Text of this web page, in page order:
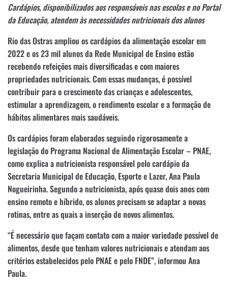
Cardápios, disponibilizados aos responsáveis nas escolas e no Portal
da Educação, atendem às necessidades nutricionais dos alunos
Rio das Ostras ampliou os cardápios da alimentação escolar em
2022 e os 23 mil alunos da Rede Municipal de Ensino estão
recebendo refeições mais diversificadas e com maiores
propriedades nutricionais. Com essas mudanças, é possível
contribuir para o crescimento das crianças e adolescentes,
estimular a aprendizagem, o rendimento escolar e a formação de
hábitos alimentares mais saudáveis.
Os cardápios foram elaborados seguindo rigorosamente a
legislação do Programa Nacional de Alimentação Escolar – PNAE,
como explica a nutricionista responsável pelo cardápio da
Secretaria Municipal de Educação, Esporte e Lazer, Ana Paula
Nogueirinha. Segundo a nutricionista, após quase dois anos com
ensino remoto e híbrido, os alunos precisam se adaptar a novas
rotinas, entre as quais a inserção de novos alimentos.
“É necessário que façam contato com a maior variedade possível de
alimentos, desde que tenham valores nutricionais e atendam aos
critérios estabelecidos pelo PNAE e pelo FNDE”, informou Ana
Paula.